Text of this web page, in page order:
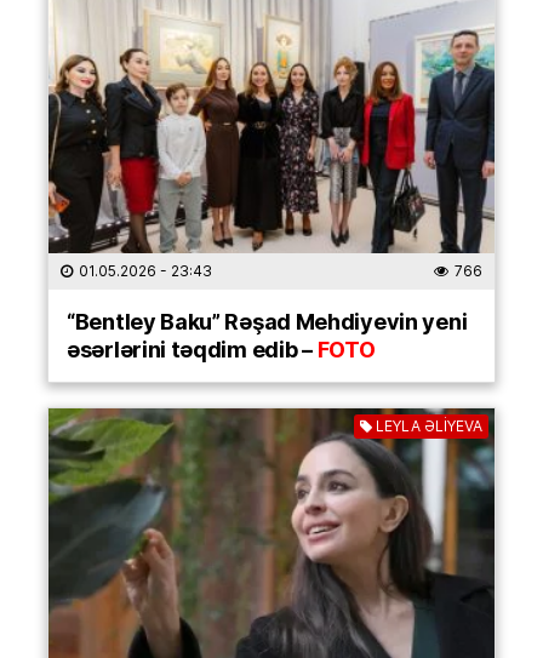
01.05.2026 - 23:43 766
“Bentley Baku” Rəşad Mehdiyevin yeni
əsərlərini təqdim edib –FOTO
LEYLA ƏLİYEVA